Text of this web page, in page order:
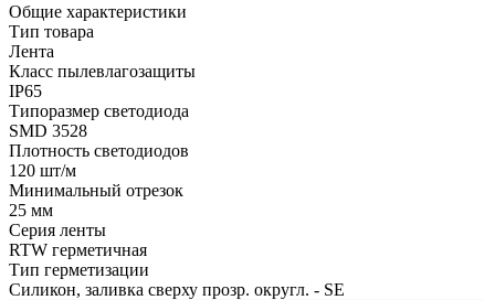
Общие характеристики
Тип товара
Лента
Класс пылевлагозащиты
IP65
Типоразмер светодиода
SMD 3528
Плотность светодиодов
120 шт/м
Минимальный отрезок
25 мм
Серия ленты
RTW герметичная
Тип герметизации
Силикон, заливка сверху прозр. округл. - SE